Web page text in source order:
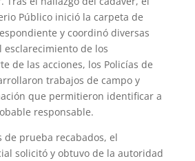
Público inició la carpeta de
y coordinó diversas
de los
de las acciones, los Policías de
trabajos de campo y
que permitieron identificar a
responsable.
de prueba recabados, el
solicitó y obtuvo de la autoridad